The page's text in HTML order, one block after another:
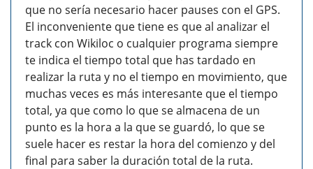
que no sería necesario hacer pauses con el GPS.
El inconveniente que tiene es que al analizar el
track con Wikiloc o cualquier programa siempre
te indica el tiempo total que has tardado en
realizar la ruta y no el tiempo en movimiento, que
muchas veces es más interesante que el tiempo
total, ya que como lo que se almacena de un
punto es la hora a la que se guardó, lo que se
suele hacer es restar la hora del comienzo y del
final para saber la duración total de la ruta.